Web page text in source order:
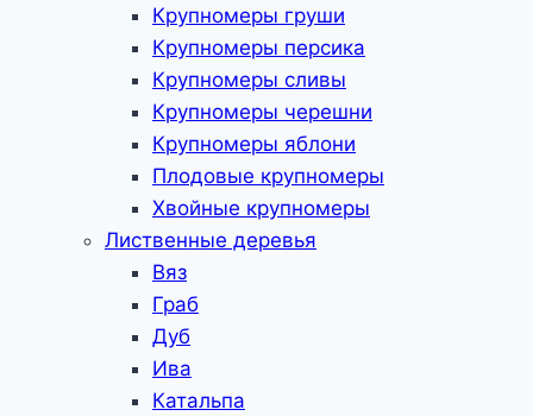
Крупномеры груши
Крупномеры персика
Крупномеры сливы
Крупномеры черешни
Крупномеры яблони
Плодовые крупномеры
Хвойные крупномеры
Лиственные деревья
Вяз
Граб
Дуб
Ива
Катальпа